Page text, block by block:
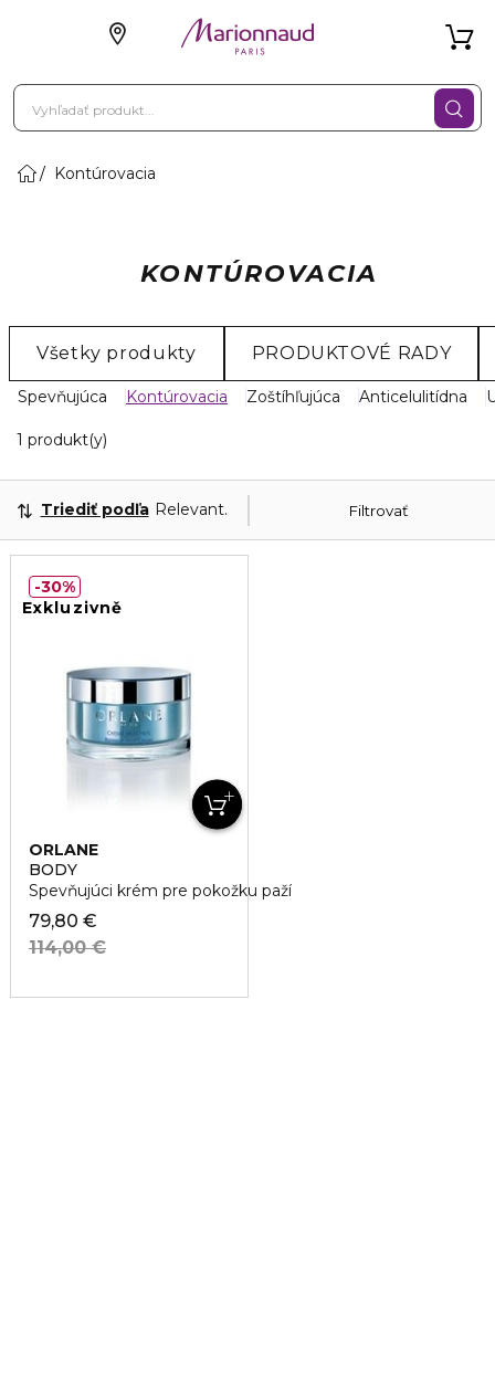
Kontúrovacia
KONTÚROVACIA
Všetky produkty PRODUKTOVÉ RADY
Spevňujúca Kontúrovacia Zoštíhľujúca Anticelulitídna
1 produkt(y)
Filtrovať
Triediť podľa Relevantnosť
Exkluzivně
ORLANE
BODY
Spevňujúci krém pre pokožku paží
79,80 €
114,00 €
30%